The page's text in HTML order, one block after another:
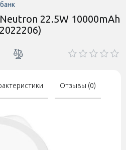
22.5W 10000mAh
Отзывы (0)